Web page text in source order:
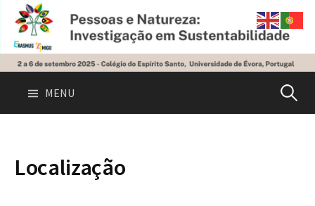
Skip
content
MENU
Localização